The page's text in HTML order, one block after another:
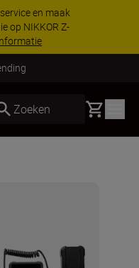
en maak
op NIKKOR Z-
Zoeken Basket